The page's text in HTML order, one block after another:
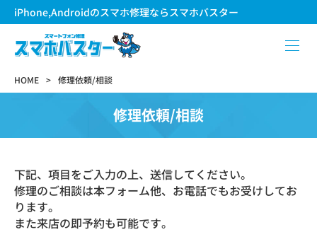
iPhone,Androidのスマホ修理ならスマホバスター
HOME 修理依頼/相談
修理依頼/相談
下記、項目をご入力の上、送信してください。
修理のご相談は本フォーム他、お電話でもお受けしてお
ります。
また来店の即予約も可能です。